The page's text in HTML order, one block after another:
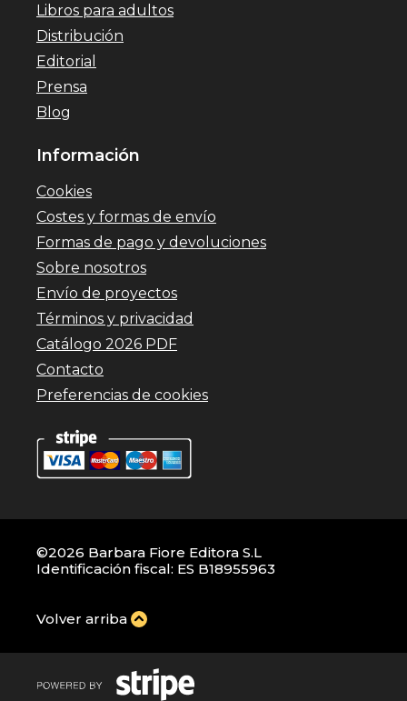
Libros para adultos
Distribución
Editorial
Prensa
Blog
Información
Cookies
Costes y formas de envío
Formas de pago y devoluciones
Sobre nosotros
Envío de proyectos
Términos y privacidad
Catálogo 2026 PDF
Contacto
Preferencias de cookies
©2026 Barbara Fiore Editora S.L
Identificación fiscal: ES B18955963
Volver arriba